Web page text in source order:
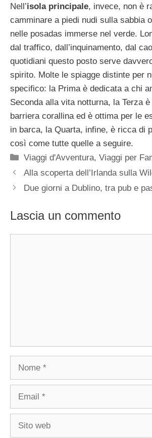
Nell’isola principale, invece, non è
camminare a piedi nudi sulla sabbia
nelle posadas immerse nel verde.
dal traffico, dall’inquinamento, dal
quotidiani questo posto serve
spirito. Molte le spiagge distinte per
specifico: la Prima è dedicata a chi
Seconda alla vita notturna, la Terza
barriera corallina ed è ottima per le
in barca, la Quarta, infine, è ricca di
così come tutte quelle a seguire.
Categorie
Viaggi d'Avventura,Viaggi per
Alla scoperta dell’Irlanda sulla
Due giorni a Dublino, tra pub e
Lascia un commento
Nome
Email
Sito